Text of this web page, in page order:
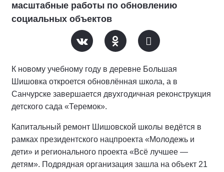
масштабные работы по обновлению
социальных объектов
К новому учебному году в деревне Большая
Шишовка откроется обновлённая школа, а в
Санчурске завершается двухгодичная реконструкция
детского сада «Теремок».
Капитальный ремонт Шишовской школы ведётся в
рамках президентского нацпроекта «Молодежь и
дети» и регионального проекта «Всё лучшее —
детям». Подрядная организация зашла на объект 21